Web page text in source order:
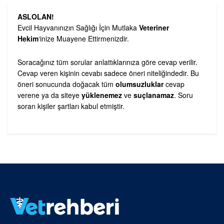
ASLOLAN!
Evcil Hayvanınızın Sağlığı İçin Mutlaka Veteriner
Hekim‘inize Muayene Ettirmenizdir.
Soracağınız tüm sorular anlattıklarınıza göre cevap verilir.
Cevap veren kişinin cevabı sadece öneri niteliğindedir. Bu
öneri sonucunda doğacak tüm olumsuzluklarcevap
verene ya da siteye yüklenemez ve suçlanamaz. Soru
soran kişiler şartları kabul etmiştir.